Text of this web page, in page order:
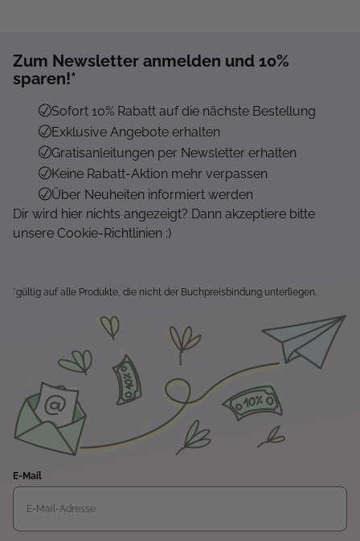
Zum Newsletter anmelden und 10%
sparen!*
Sofort 10% Rabatt auf die nächste Bestellung
Exklusive Angebote erhalten
Gratisanleitungen per Newsletter erhalten
Keine Rabatt-Aktion mehr verpassen
Über Neuheiten informiert werden
Dir wird hier nichts angezeigt? Dann akzeptiere bitte
unsere Cookie-Richtlinien :)
*gültig auf alle Produkte, die nicht der Buchpreisbindung unterliegen.
E-Mail